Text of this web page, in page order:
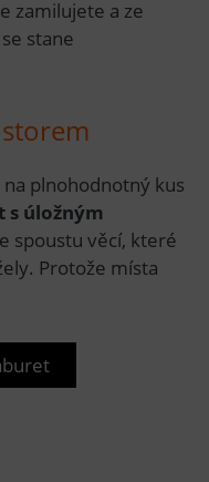
zamilujete a ze
stane
plnohodnotný kus
s úložným
spoustu věcí, které
Protože místa